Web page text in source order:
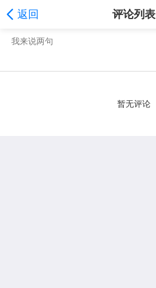
返回 评论列表
暂无评论